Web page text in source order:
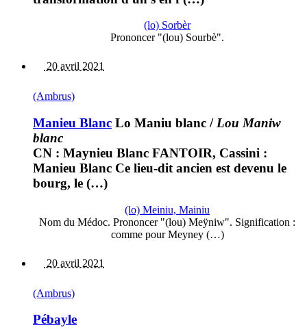
(lo) Sorbèr
Prononcer "(lou) Sourbè".
20 avril 2021
(Ambrus)
Manieu Blanc Lo Maniu blanc / Lou Maniw
blanc
CN : Maynieu Blanc FANTOIR, Cassini :
Manieu Blanc Ce lieu-dit ancien est devenu le
bourg, le (…)
(lo) Meiniu, Mainiu
Nom du Médoc. Prononcer "(lou) Meÿniw". Signification :
comme pour Meyney (…)
20 avril 2021
(Ambrus)
Pébayle